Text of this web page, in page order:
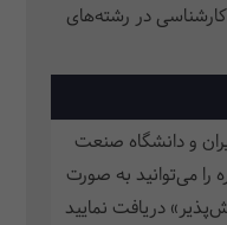
در رشته‌های
و دانشگاه صنعت
می‌توانید به صورت
دریافت نمایید